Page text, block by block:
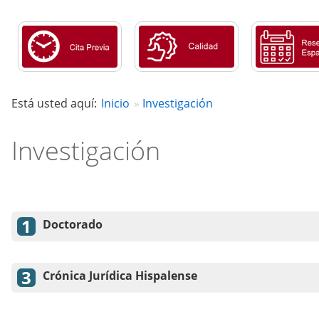
Está usted aquí: Inicio Investigación
Investigación
Doctorado
Crónica Jurídica Hispalense